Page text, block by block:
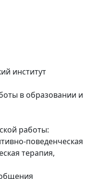
институт
в образовании и
работы:
поведенческая
терапия,